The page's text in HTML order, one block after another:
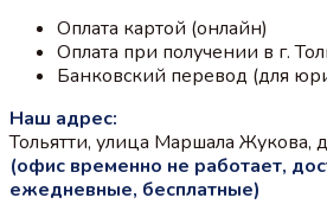
Оплата картой (онлайн)
Оплата при получении в г.
Банковский перевод (для
Наш адрес:
Тольятти, улица Маршала Жукова,
(офис временно не работает,
ежедневные, бесплатные)